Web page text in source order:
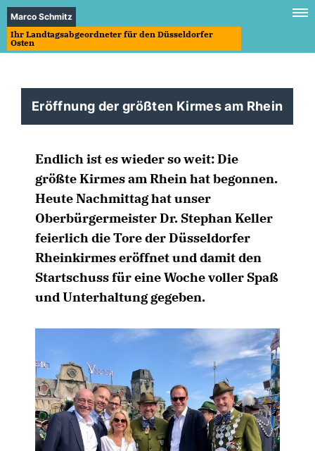
Marco Schmitz
Ihr Landtagsabgeordneter für den Düsseldorfer
Osten
Eröffnung der größten Kirmes am Rhein
Endlich ist es wieder so weit: Die
größte Kirmes am Rhein hat begonnen.
Heute Nachmittag hat unser
Oberbürgermeister Dr. Stephan Keller
feierlich die Tore der Düsseldorfer
Rheinkirmes eröffnet und damit den
Startschuss für eine Woche voller Spaß
und Unterhaltung gegeben.